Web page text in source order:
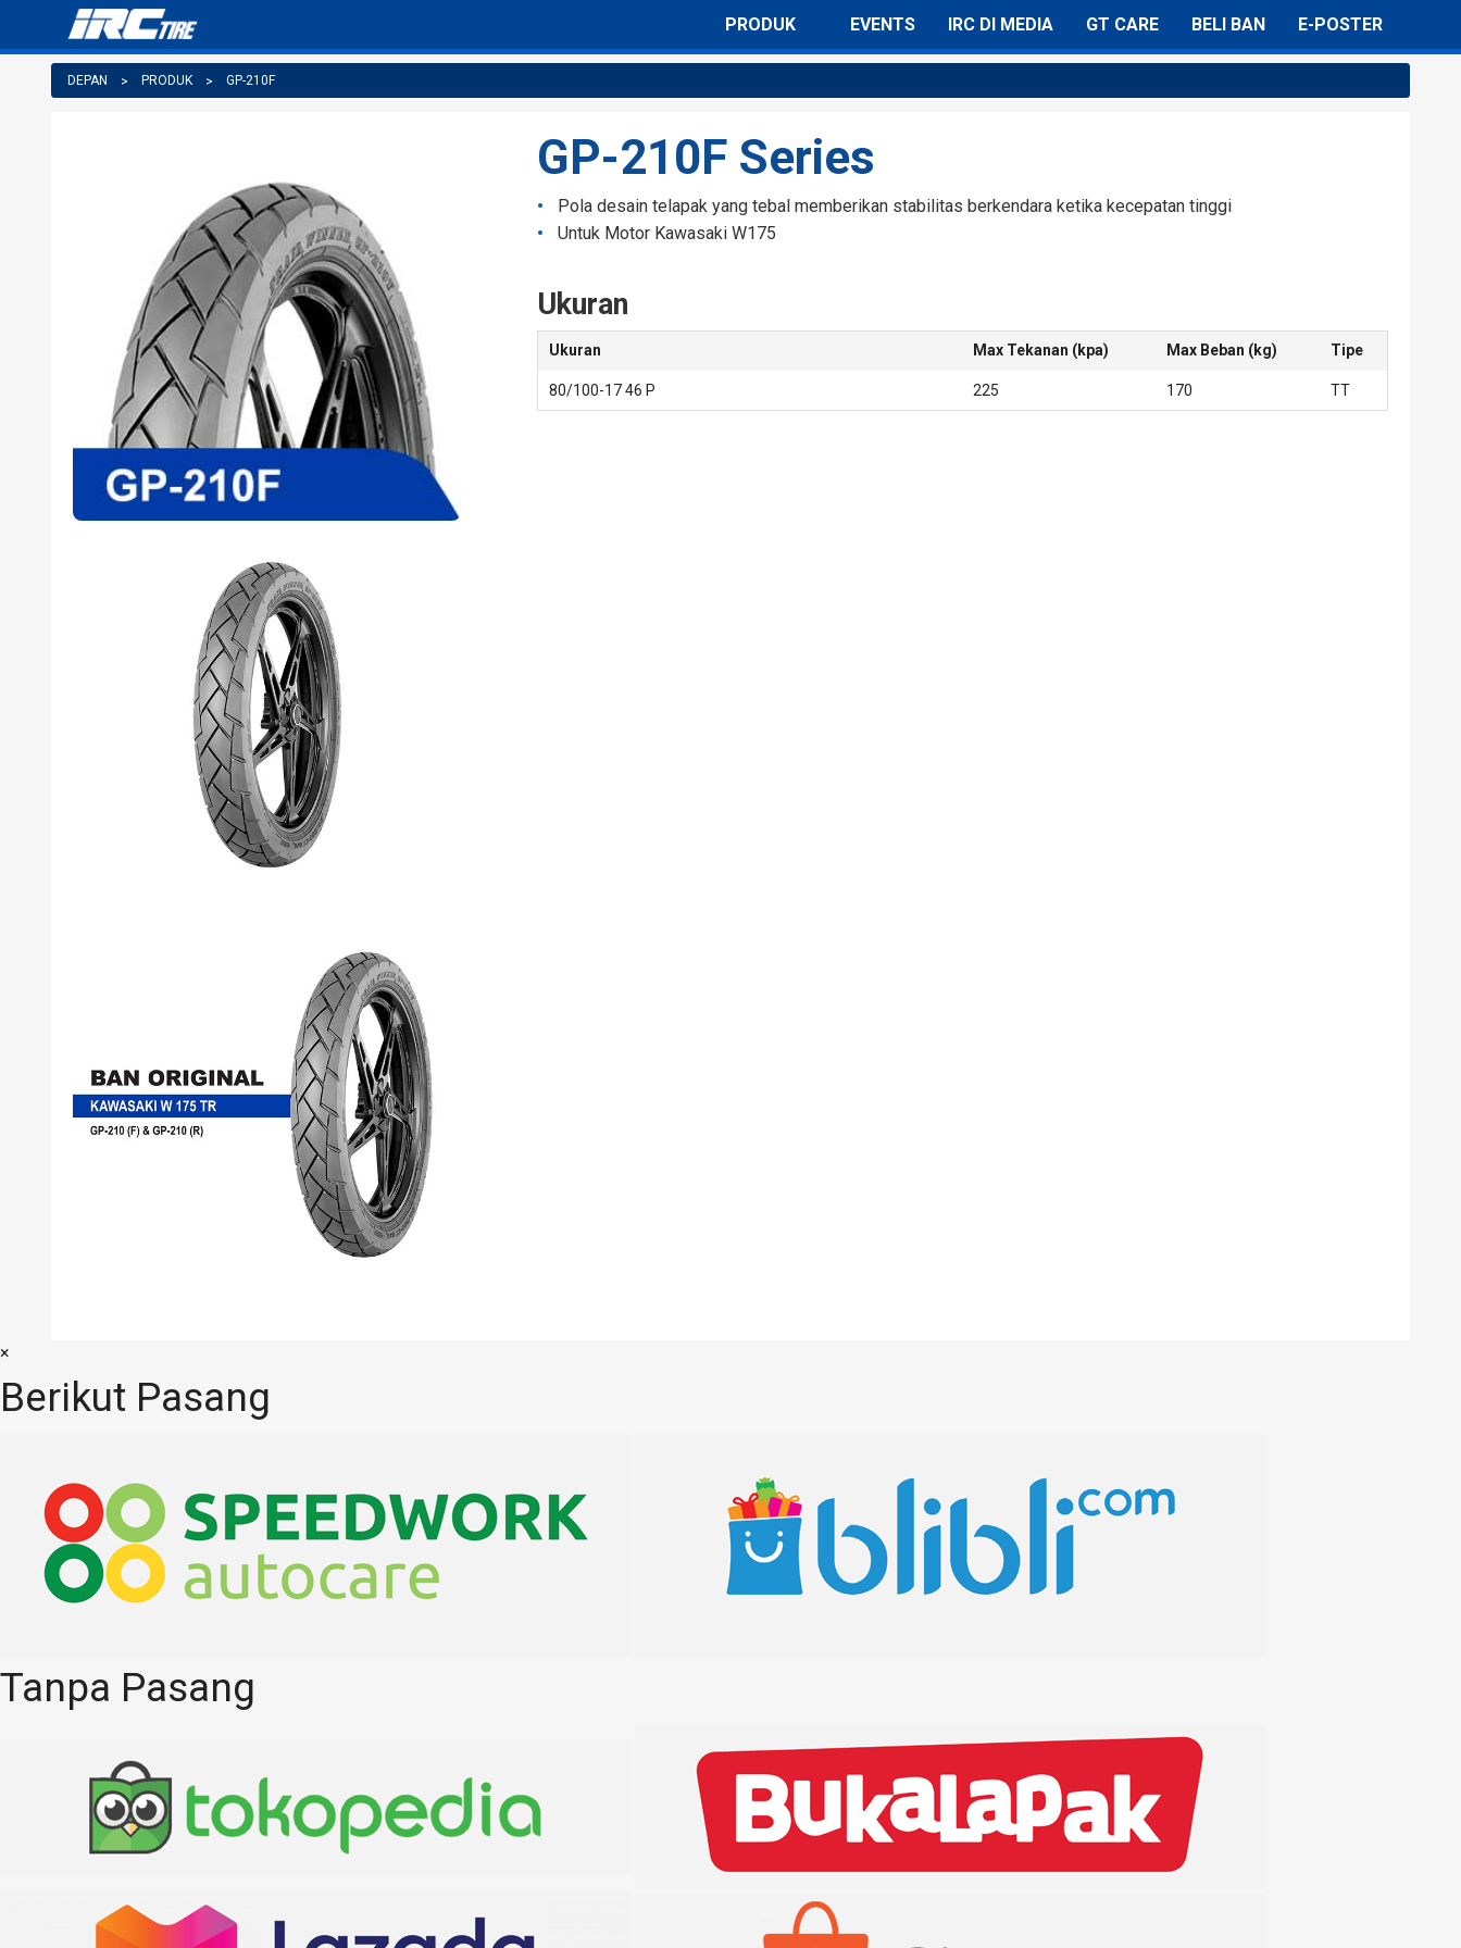
PRODUK
Ban Motor Skutik
Ban Motor Skuter
EVENTS IRC DI MEDIA GT CARE BELI BAN E-POSTER
DEPAN PRODUK GP-210F
GP-210F Series
Pola desain telapak yang tebal memberikan stabilitas berkendara ketika kecepatan tinggi
Untuk Motor Kawasaki W175
Ukuran
Ukuran Max Tekanan (kpa) Max Beban (kg) Tipe
80/100-17 46 P 225 170 TT
×
Berikut Pasang
Tanpa Pasang